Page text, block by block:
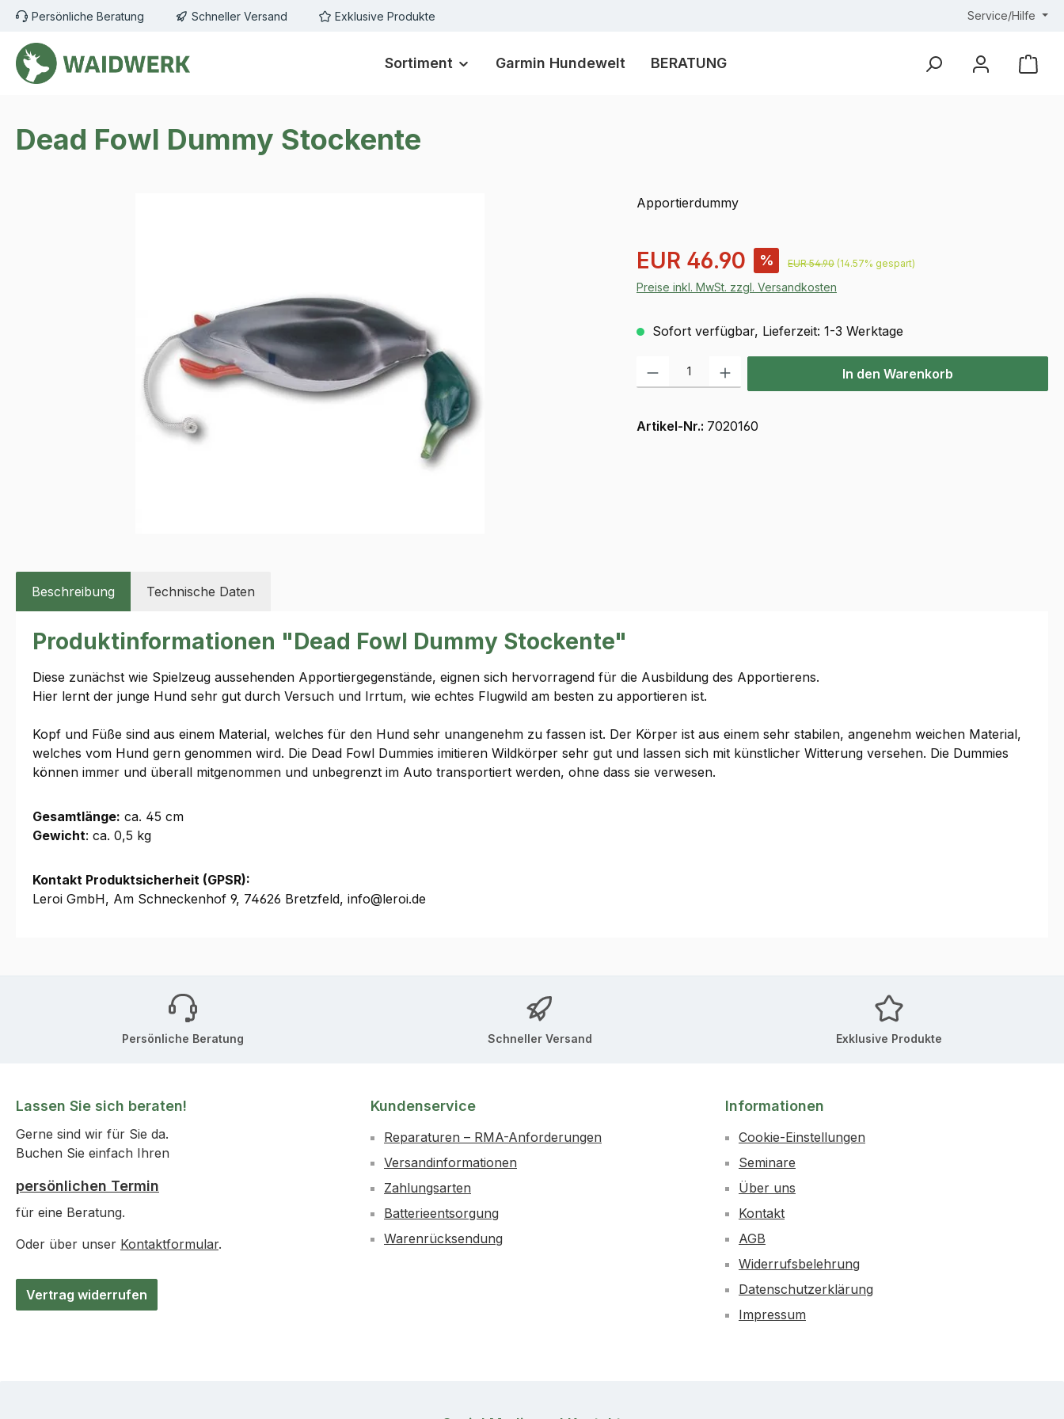
Hauptinhalt springen
Zur Suche springen
Zur Hauptnavigation springen
Persönliche Beratung Schneller Versand Exklusive Produkte Service/Hilfe
Sortiment Garmin Hundewelt BERATUNG
Dead Fowl Dummy Stockente
Apportierdummy
Verkaufspreis:
EUR 46.90 % Regulärer Preis:
EUR 54.90 (14.57% gespart)
Preise inkl. MwSt. zzgl. Versandkosten
Sofort verfügbar, Lieferzeit: 1-3 Werktage
Produkt Anzahl: Gib den gewünschten Wert ein oder benutze die Schaltflächen
In den Warenkorb
Artikel-Nr.: 7020160
Beschreibung Technische Daten
Produktinformationen "Dead Fowl Dummy Stockente"
Diese zunächst wie Spielzeug aussehenden Apportiergegenstände, eignen sich hervorragend für die Ausbildung des Apportierens.
Hier lernt der junge Hund sehr gut durch Versuch und Irrtum, wie echtes Flugwild am besten zu apportieren ist.
Kopf und Füße sind aus einem Material, welches für den Hund sehr unangenehm zu fassen ist. Der Körper ist aus einem sehr stabilen, angenehm weichen Material,
welches vom Hund gern genommen wird. Die Dead Fowl Dummies imitieren Wildkörper sehr gut und lassen sich mit künstlicher Witterung versehen. Die Dummies
können immer und überall mitgenommen und unbegrenzt im Auto transportiert werden, ohne dass sie verwesen.
Gesamtlänge: ca. 45 cm
Gewicht: ca. 0,5 kg
Kontakt Produktsicherheit (GPSR):
Leroi GmbH, Am Schneckenhof 9, 74626 Bretzfeld, info@leroi.de
Persönliche Beratung Schneller Versand Exklusive Produkte
Lassen Sie sich beraten!
Gerne sind wir für Sie da.
Buchen Sie einfach Ihren
persönlichen Termin
für eine Beratung.
Oder über unser Kontaktformular.
Vertrag widerrufen
Kundenservice
Reparaturen – RMA-Anforderungen
Versandinformationen
Zahlungsarten
Batterieentsorgung
Warenrücksendung
Informationen
Cookie-Einstellungen
Seminare
Über uns
Kontakt
AGB
Widerrufsbelehrung
Datenschutzerklärung
Impressum